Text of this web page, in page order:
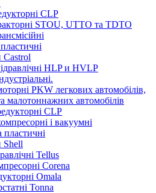
CLP
STOU, UTTO та TDTO
Castrol
HLP и HVLP
PKW легкових автомобілів,
малотоннажних автомобілів
CLP
і вакуумні
пластичні
Shell
Tellus
Corena
Omala
Tonna